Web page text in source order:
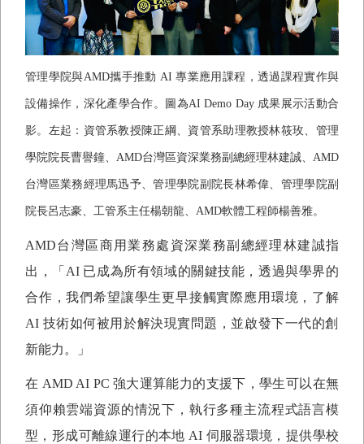
管理學院與AMD攜手推動 AI專業應用課程，透過課程實作與
設備操作，深化產學合作。圖為AI Demo Day 成果展示活動合
影。左起：資管系教授陳正綱、資管系助理教授林筱玫、管理
學院院長曹譽鐘、 AMD台灣區資深業務副總經理林建誠、 AMD
台灣區業務經理馬迅予、管理學院副院長林希偉、管理學院副
院長呂志豪、工管系主任楊朝龍、 AMD軟體工程師楊善雅。
AMD台灣區商用業務處資深業務副總經理林建誠指
出，「 AI 已成為所有領域的關鍵技能，透過與學界的
合作，我們希望讓學生更早接觸實際應用環境，了解
AI 技術如何被用於解決現實問題，並啟發下一代的創
新能力。」
在 AMD AI PC 強大運算能力的支援下，學生可以在無
須仰賴雲端資源的情況下，執行多種主流程式語言模
型，形成可離線運行的本地 AI 伺服器環境，提供學校